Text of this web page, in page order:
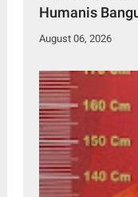
Humanis
August 06, 2026